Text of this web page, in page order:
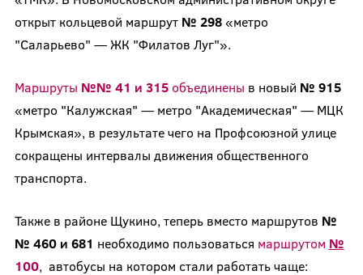
открыт кольцевой маршрут № 298«метро
"Саларьево" — ЖК "Филатов Луг"».
Маршруты №№ 41 и 315объединены в новый № 915
«метро "Калужская" — метро "Академическая" — МЦК
Крымская», в результате чего на Профсоюзной улице
сокращены интервалы движения общественного
транспорта.
Также в районе Щукино, теперь вместо маршрутов №
№ 460 и 681 необходимо пользоваться маршрутом №
100, автобусы на котором стали работать чаще: